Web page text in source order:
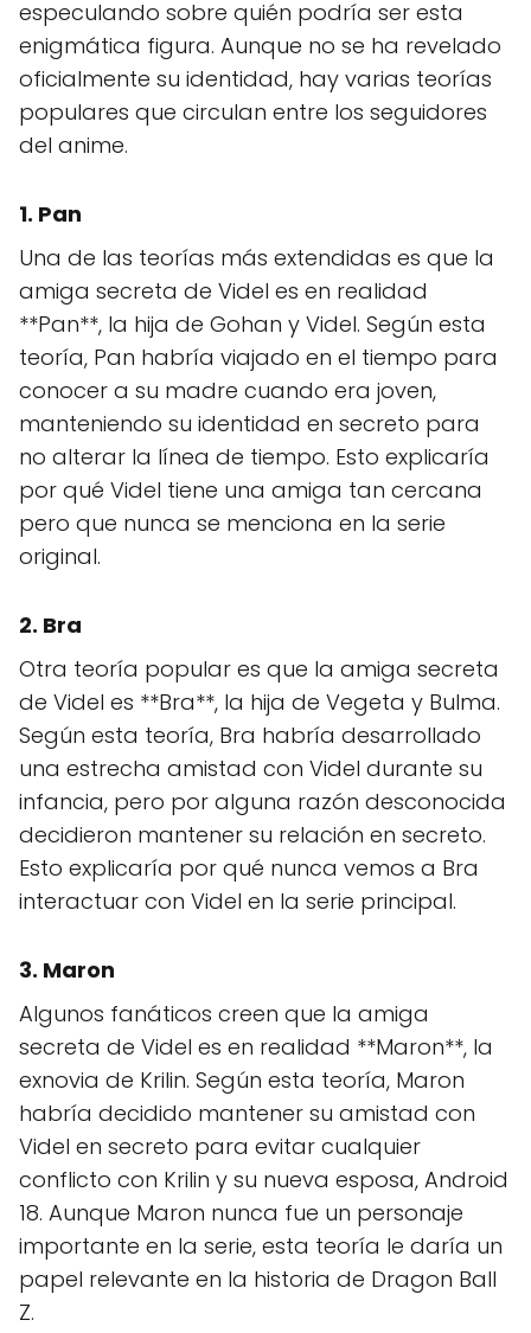
especulando sobre quién podría ser esta
enigmática figura. Aunque no se ha revelado
oficialmente su identidad, hay varias teorías
populares que circulan entre los seguidores
del anime.
1. Pan
Una de las teorías más extendidas es que la
amiga secreta de Videl es en realidad
**Pan**, la hija de Gohan y Videl. Según esta
teoría, Pan habría viajado en el tiempo para
conocer a su madre cuando era joven,
manteniendo su identidad en secreto para
no alterar la línea de tiempo. Esto explicaría
por qué Videl tiene una amiga tan cercana
pero que nunca se menciona en la serie
original.
2. Bra
Otra teoría popular es que la amiga secreta
de Videl es **Bra**, la hija de Vegeta y Bulma.
Según esta teoría, Bra habría desarrollado
una estrecha amistad con Videl durante su
infancia, pero por alguna razón desconocida
decidieron mantener su relación en secreto.
Esto explicaría por qué nunca vemos a Bra
interactuar con Videl en la serie principal.
3. Maron
Algunos fanáticos creen que la amiga
secreta de Videl es en realidad **Maron**, la
exnovia de Krilin. Según esta teoría, Maron
habría decidido mantener su amistad con
Videl en secreto para evitar cualquier
conflicto con Krilin y su nueva esposa, Android
18. Aunque Maron nunca fue un personaje
importante en la serie, esta teoría le daría un
papel relevante en la historia de Dragon Ball
Z.